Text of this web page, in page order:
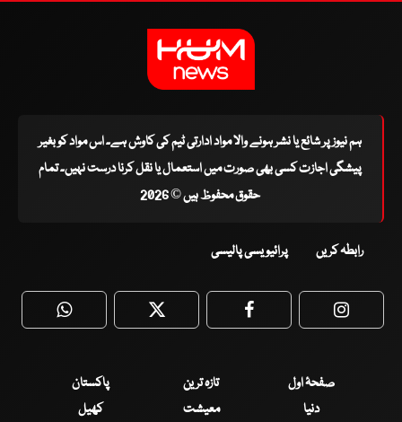
ہم نیوز پر شائع یا نشر ہونے والا مواد ادارتی ٹیم کی کاوش ہے۔ اس مواد کو بغیر
پیشگی اجازت کسی بھی صورت میں استعمال یا نقل کرنا درست نہیں۔ تمام
حقوق محفوظ ہیں © 2026
رابطہ کریں پرائیویسی پالیسی
WhatsApp Twitter Facebook
صفحۂ اول تازہ ترین
پاکستان
دنیا
معیشت کھیل